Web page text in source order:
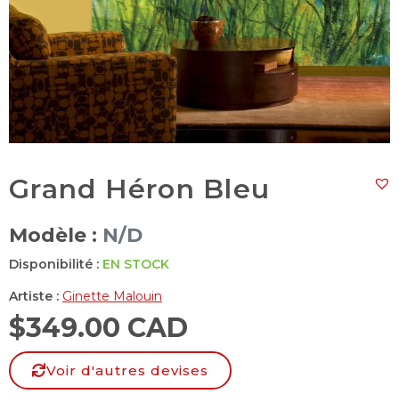
Grand Héron Bleu
Modèle : N/D
Disponibilité : EN STOCK
Artiste : Ginette Malouin
$349.00 CAD
Voir d'autres devises